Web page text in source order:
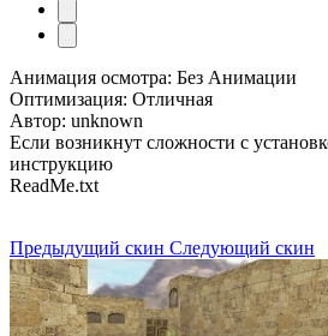
Анимация осмотра: Без Анимации
Оптимизация: Отличная
Автор: unknown
Если возникнут сложности с
инструкцию
ReadMe.txt
Предыдущий скин Следующий скин